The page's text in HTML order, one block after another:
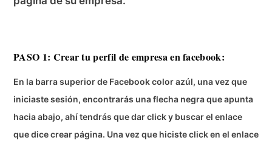
PASO 1: Crear tu perfil de empresa en facebook:
En la barra superior de Facebook color azúl, una vez que
iniciaste sesión, encontrarás una flecha negra que apunta
hacia abajo, ahí tendrás que dar click y buscar el enlace
que dice crear página. Una vez que hiciste click en el enlace